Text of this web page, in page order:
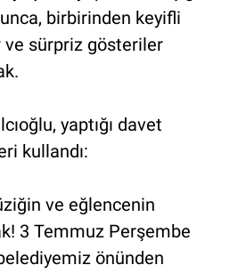
birbirinden keyifli
sürpriz gösteriler
yaptığı davet
kullandı:
ve eğlencenin
3 Temmuz Perşembe
önünden